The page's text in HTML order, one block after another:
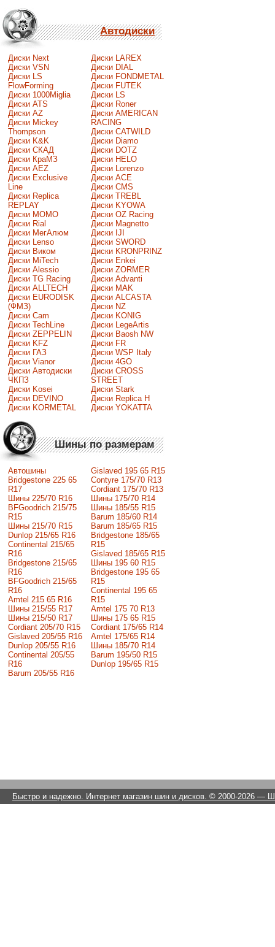
Автодиски
Диски Next
Диски VSN
Диски LS
FlowForming
Диски 1000Miglia
Диски ATS
Диски AZ
Диски Mickey
Thompson
Диски K&K
Диски СКАД
Диски КраМЗ
Диски AEZ
Диски Exclusive
Line
Диски Replica
REPLAY
Диски MOMO
Диски Rial
Диски МегАлюм
Диски Lenso
Диски Виком
Диски MiTech
Диски Alessio
Диски TG Racing
Диски ALLTECH
Диски EURODISK
(ФМЗ)
Диски Cam
Диски TechLine
Диски ZEPPELIN
Диски KFZ
Диски ГАЗ
Диски Vianor
Диски Автодиски
ЧКПЗ
Диски Kosei
Диски DEVINO
Диски KORMETAL
Диски LAREX
Диски DIAL
Диски FONDMETAL
Диски FUTEK
Диски LS
Диски Roner
Диски AMERICAN
RACING
Диски CATWILD
Диски Diamo
Диски DOTZ
Диски HELO
Диски Lorenzo
Диски ACE
Диски CMS
Диски TREBL
Диски KYOWA
Диски OZ Racing
Диски Magnetto
Диски IJI
Диски SWORD
Диски KRONPRINZ
Диски Enkei
Диски ZORMER
Диски Advanti
Диски MAK
Диски ALCASTA
Диски NZ
Диски KONIG
Диски LegeArtis
Диски Baosh NW
Диски FR
Диски WSP Italy
Диски 4GO
Диски CROSS
STREET
Диски Stark
Диски Replica H
Диски YOKATTA
Шины по размерам
Автошины
Bridgestone 225 65
R17
Шины 225/70 R16
BFGoodrich 215/75
R15
Шины 215/70 R15
Dunlop 215/65 R16
Continental 215/65
R16
Bridgestone 215/65
R16
BFGoodrich 215/65
R16
Amtel 215 65 R16
Шины 215/55 R17
Шины 215/50 R17
Сordiant 205/70 R15
Gislaved 205/55 R16
Dunlop 205/55 R16
Continental 205/55
R16
Barum 205/55 R16
Gislaved 195 65 R15
Contyre 175/70 R13
Cordiant 175/70 R13
Шины 175/70 R14
Шины 185/55 R15
Barum 185/60 R14
Barum 185/65 R15
Bridgestone 185/65
R15
Gislaved 185/65 R15
Шины 195 60 R15
Bridgestone 195 65
R15
Continental 195 65
R15
Amtel 175 70 R13
Шины 175 65 R15
Cordiant 175/65 R14
Amtel 175/65 R14
Шины 185/70 R14
Barum 195/50 R15
Dunlop 195/65 R15
Быстро и надежно. Интернет магазин шин и дисков. © 2000-2026 —